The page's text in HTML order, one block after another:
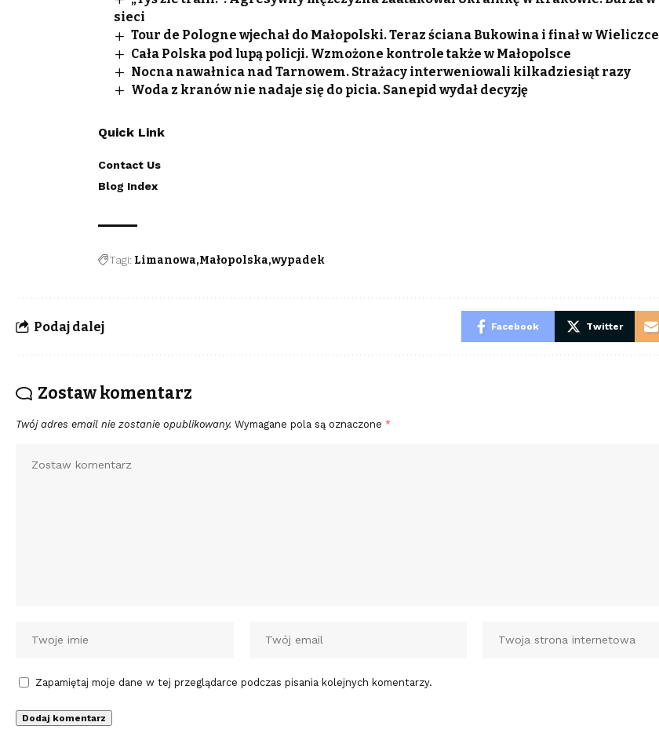
sieci
Tour de Pologne wjechał do Małopolski. Teraz ściana Bukowina i finał w Wieliczce
Cała Polska pod lupą policji. Wzmożone kontrole także w Małopolsce
Nocna nawałnica nad Tarnowem. Strażacy interweniowali kilkadziesiąt razy
Woda z kranów nie nadaje się do picia. Sanepid wydał decyzję
Quick Link
Contact Us
Blog Index
Tagi: Limanowa Małopolska wypadek
Podaj dalej Facebook Twitter
Zostaw komentarz
Twój adres email nie zostanie opublikowany. Wymagane pola są oznaczone *
Zapamiętaj moje dane w tej przeglądarce podczas pisania kolejnych komentarzy.